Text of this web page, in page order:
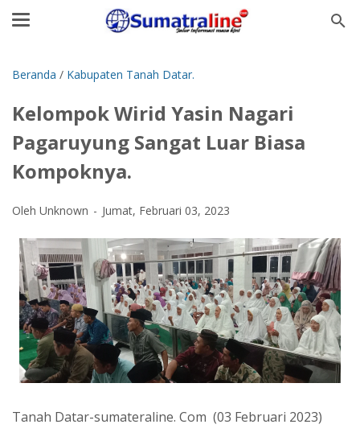
Beranda / Kabupaten Tanah Datar.
Kelompok Wirid Yasin Nagari
Pagaruyung Sangat Luar Biasa
Kompoknya.
Oleh Unknown Jumat, Februari 03, 2023
Tanah Datar-sumateraline. Com (03 Februari 2023)